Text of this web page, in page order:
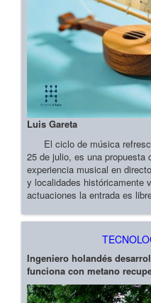
Luis Gareta
El ciclo de música
25 de julio, es una propuesta
experiencia musical en
y localidades históricamente
actuaciones la entrada es
Ingeniero holandés
funciona con metano